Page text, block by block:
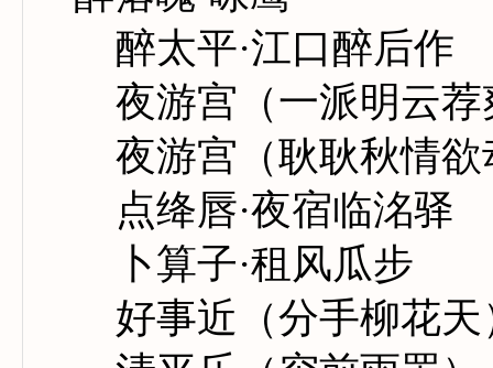
醉太平·江口醉后作
夜游宫（一派明云荐
夜游宫（耿耿秋情欲
点绛唇·夜宿临洺驿
卜算子·租风瓜步
好事近（分手柳花天